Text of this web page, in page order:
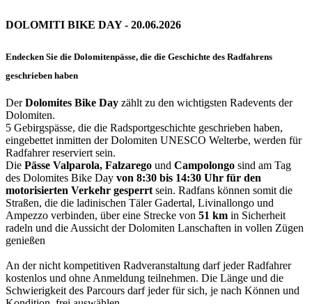
DOLOMITI BIKE DAY - 20.06.2026
Endecken Sie die Dolomitenpässe, die die Geschichte des Radfahrens
geschrieben haben
DerDolomites Bike Day zählt zu den wichtigsten Radevents der
Dolomiten.
5 Gebirgspässe, die die Radsportgeschichte geschrieben haben,
eingebettet inmitten der Dolomiten UNESCO Welterbe, werden für
Radfahrer reserviert sein.
Die Pässe Valparola, Falzarego und Campolongo sind am Tag
des Dolomites Bike Day von 8:30 bis 14:30 Uhr für den
motorisierten Verkehr gesperrt sein. Radfans können somit die
Straßen, die die ladinischen Täler Gadertal, Livinallongo und
Ampezzo verbinden, über eine Strecke von 51 km in Sicherheit
radeln und die Aussicht der Dolomiten Lanschaften in vollen Zügen
genießen
An der nicht kompetitiven Radveranstaltung darf jeder Radfahrer
kostenlos und ohne Anmeldung teilnehmen. Die Länge und die
Schwierigkeit des Parcours darf jeder für sich, je nach Können und